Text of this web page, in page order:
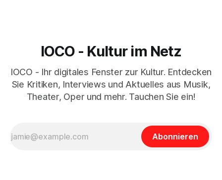
IOCO - Kultur im Netz
IOCO - Ihr digitales Fenster zur Kultur. Entdecken
Sie Kritiken, Interviews und Aktuelles aus Musik,
Theater, Oper und mehr. Tauchen Sie ein!
Abonnieren